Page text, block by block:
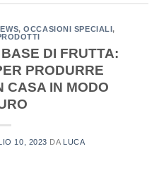
,OCCASIONI SPECIALI,
DI FRUTTA:
PRODURRE
CASA IN MODO
10, 2023 DA LUCA